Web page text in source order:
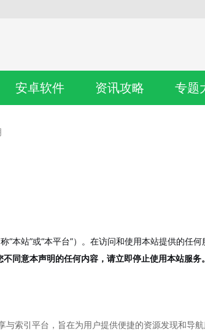
安卓软件 资讯攻略 专题
本站”或“本平台”）。在访问和使用本站提供的任
同意本声明的任何内容，请立即停止使用本站服务。
与索引平台，旨在为用户提供便捷的资源发现和导航